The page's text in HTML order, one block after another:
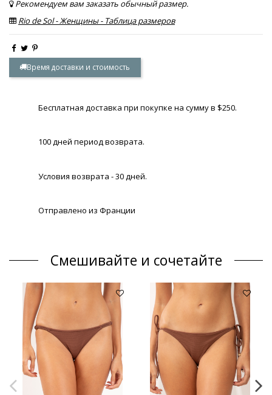
Рекомендуем вам заказать обычный размер.
Rio de Sol - Женщины - Таблица размеров
Время доставки и стоимость
Бесплатная доставка при покупке на сумму в $250.
100 дней период возврата.
Условия возврата - 30 дней.
Отправлено из Франции
Смешивайте и сочетайте